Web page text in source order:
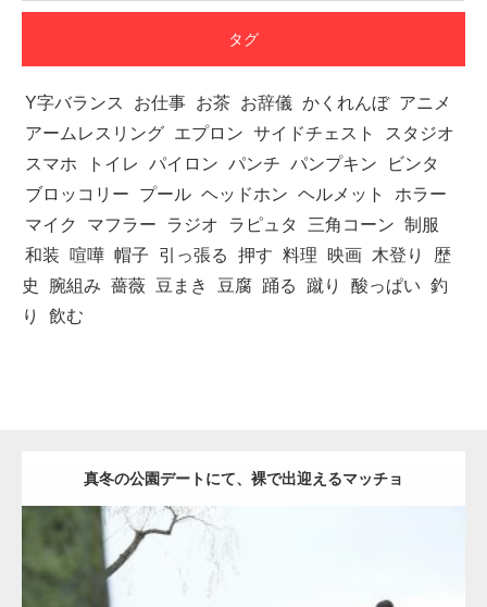
タグ
Y字バランス お仕事 お茶 お辞儀 かくれんぼ アニメ
アームレスリング エプロン サイドチェスト
スタジオ
スマホ
トイレ パイロン パンチ パンプキン
ビンタ
ブロッコリー
プール ヘッドホン ヘルメット
ホラー
マイク
マフラー ラジオ ラピュタ 三角コーン 制服
和装
喧嘩 帽子 引っ張る 押す 料理 映画 木登り
歴
史
腕組み 薔薇 豆まき 豆腐 踊る 蹴り 酸っぱい 釣
り
飲む
真冬の公園デートにて、裸で出迎えるマッチョ